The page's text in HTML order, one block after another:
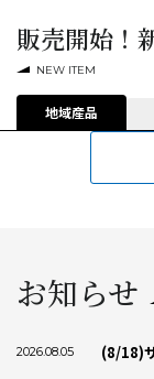
販売開始！
NEW ITEM
地域産品
お知らせ
2026.08.05 (8/18)